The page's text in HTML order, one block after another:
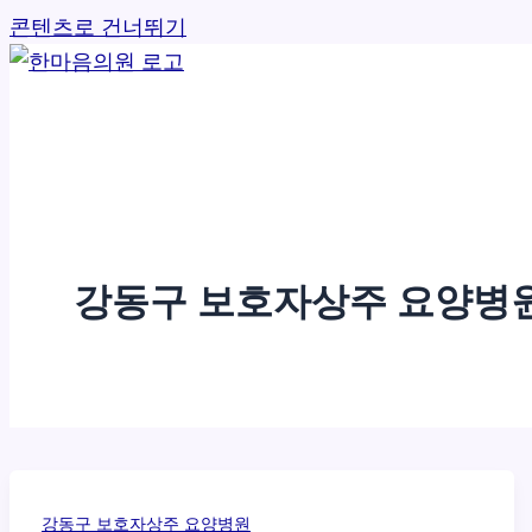
콘텐츠로 건너뛰기
강동구 보호자상주 요양병
강동구 보호자상주 요양병원